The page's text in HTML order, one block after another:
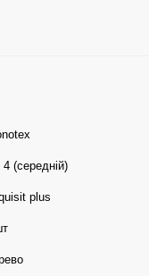
(середній)
plus